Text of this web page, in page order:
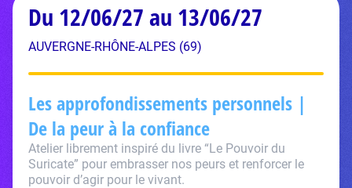
Du 12/06/27 au 13/06/27
AUVERGNE-RHÔNE-ALPES (69)
Les approfondissements personnels |
De la peur à la confiance
Atelier librement inspiré du livre “Le Pouvoir du
Suricate” pour embrasser nos peurs et renforcer le
pouvoir d’agir pour le vivant.